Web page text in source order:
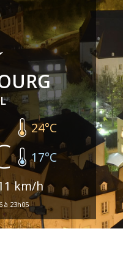
24°C
17°C
km/h
à 23h05